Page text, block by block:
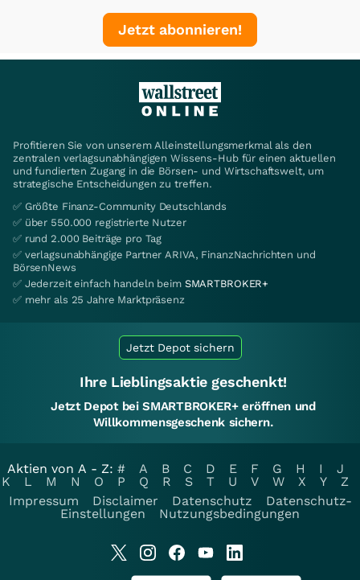
Jetzt abonnieren!
Profitieren Sie von unserem Alleinstellungsmerkmal als den
zentralen verlagsunabhängigen Wissens-Hub für einen aktuellen
und fundierten Zugang in die Börsen- und Wirtschaftswelt, um
strategische Entscheidungen zu treffen.
✅ Größte Finanz-Community Deutschlands
✅ über 550.000 registrierte Nutzer
✅ rund 2.000 Beiträge pro Tag
✅ verlagsunabhängige Partner ARIVA, FinanzNachrichten und
BörsenNews
✅ Jederzeit einfach handeln beim SMARTBROKER+
✅ mehr als 25 Jahre Marktpräsenz
Jetzt Depot sichern
Ihre Lieblingsaktie geschenkt!
Jetzt Depot bei SMARTBROKER+ eröffnen und
Willkommensgeschenk sichern.
Aktien von A - Z: # A B C D E F G H I
J
K
L M N O P Q R S T U V W X Y
Z
Impressum
Disclaimer Datenschutz
Datenschutz-
Einstellungen
Nutzungsbedingungen